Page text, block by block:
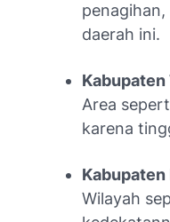
daerah ini.
Kabupaten
Area
karena
Kabupaten
Wilayah